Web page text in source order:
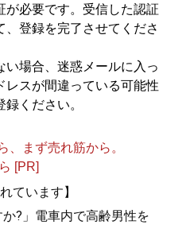
目標達成のための最短ル
ート、最小コストの具体
的な方法が満載
必要です。受信した認証
、登録を完了させてくださ
場合、迷惑メールに入っ
レスが間違っている可能性
ください。
まず売れ筋から。
[PR]
ています】
?」電車内で高齢男性を